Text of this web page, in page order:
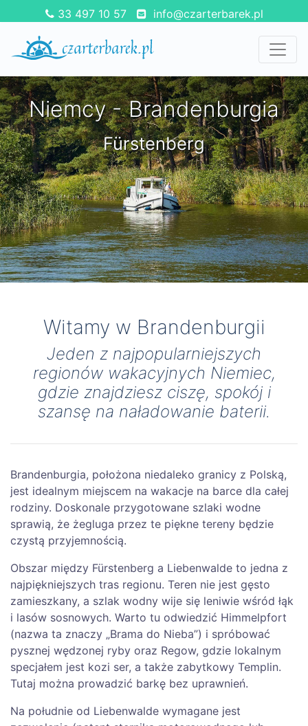
33 497 10 57 info@czarterbarek.pl
Niemcy - Brandenburgia
Fürstenberg
Witamy w Brandenburgii
Jeden z najpopularniejszych
regionów wakacyjnych Niemiec,
gdzie znajdziesz ciszę, spokój i
szansę na naładowanie baterii.
Brandenburgia, położona niedaleko granicy z Polską,
jest idealnym miejscem na wakacje na barce dla całej
rodziny. Doskonale przygotowane szlaki wodne
sprawią, że żegluga przez te piękne tereny będzie
czystą przyjemnością.
Obszar między Fürstenberg a Liebenwalde to jedna z
najpiękniejszych tras regionu. Teren nie jest gęsto
zamieszkany, a szlak wodny wije się leniwie wśród łąk
i lasów sosnowych. Warto tu odwiedzić Himmelpfort
(nazwa ta znaczy „Brama do Nieba”) i spróbować
pysznej wędzonej ryby oraz Regow, gdzie lokalnym
specjałem jest kozi ser, a także zabytkowy Templin.
Tutaj można prowadzić barkę bez uprawnień.
Na południe od Liebenwalde wymagane jest